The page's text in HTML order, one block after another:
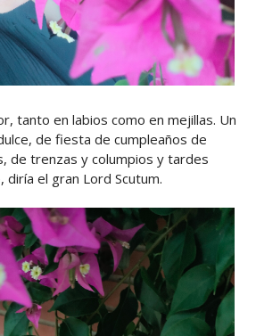
tanto en labios como en mejillas. Un
de fiesta de cumpleaños de
de trenzas y columpios y tardes
diría el gran Lord Scutum.